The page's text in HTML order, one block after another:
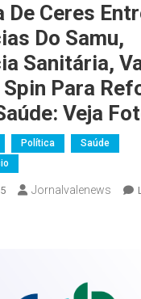
Ceres
Do Samu,
Sanitária,
Para
Veja
Política
Saúde
Jornalvalenews